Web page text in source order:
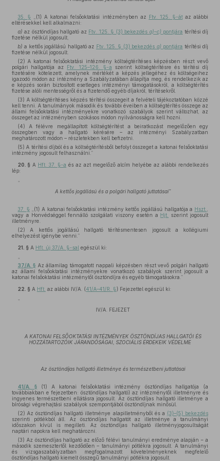
35. § „(1) A katonai felsőoktatási intézményben az Ftv. 125. §-átaz alábbi
eltérésekkel kell alkalmazni:
a) az ösztöndíjas hallgató az Ftv. 125. § (3) bekezdés a)–c) pontjára térítési díj
fizetése nélkül jogosult,
b) a kettős jogállású hallgató az Ftv. 125. § (3) bekezdés a) pontjára térítési díj
fizetése nélkül jogosult.
(2) A katonai felsőoktatási intézmény költségtérítéses képzésben részt vevő
polgári hallgatója az Ftv. 125–126. §-a szerint költségtérítésre és térítési díj
fizetésére kötelezett, amelynek mértékét a képzés jellegéhez és költségeihez
igazodó módon az intézmény a Szabályzatában állapítja meg, és rendelkezik az
e képzés során biztosított esetleges intézményi támogatásokról, a költségtérítés
fizetése alóli mentességről és a fizetendő egyéb díjakról, térítésekről.
(3) A költségtérítéses képzés térítési összegeit a felvételi tájékoztatóban közzé
kell tenni. A tanulmányok második és további éveiben a költségtérítés összege az
állami felsőoktatási intézményekre vonatkozó szabályok szerint változhat, az
összeget az intézményben szokásos módon nyilvánosságra kell hozni.
(4) A félévre megállapított költségtérítést a beiratkozást megelőzően egy
összegben vagy a hallgató kérésére – az intézményi Szabályzatban
meghatározott módon – részletekben kell befizetni.
(5) A térítési díjból és a költségtérítésből befolyt összeget a katonai felsőoktatási
intézmény jogosult felhasználni.”
20. § A Hft. 37. §-a és az azt megelőző alcím helyébe az alábbi rendelkezés
lép:
A kettős jogállású és a polgári hallgató juttatásai”
37. § „(1) A katonai felsőoktatási intézmény kettős jogállású hallgatója a Hszt.
vagy a Honvédséggel fennálló szolgálati viszony esetén a Hjt.
szerint jogosult
illetményre.
(2) A kettős jogállású hallgató térítésmentesen jogosult a kollégiumi
elhelyezést igénybe venni.”
21. § A Hft. új 37/A. §-sal egészül ki:
37/A. § Az államilag támogatott nappali képzésben részt vevő polgári hallgató
az állami felsőoktatási intézményekre vonatkozó szabályok szerint jogosult a
katonai felsőoktatási intézménytől ösztöndíjra és egyéb támogatásokra.”
22. § A Hft. az alábbi IV/A. (41/A–41/R. §) Fejezettel egészül ki:
IV/A. FEJEZET
A KATONAI FELSŐOKTATÁSI INTÉZMÉNYEK ÖSZTÖNDÍJAS HALLGATÓI ÉS
HOZZÁTARTOZÓIK JÁRANDÓSÁGAI, SZOCIÁLIS ÉRDEKEIK VÉDELME
Az ösztöndíjas hallgató illetménye és természetbeni juttatásai
41/A. § (1) A katonai felsőoktatási intézmény ösztöndíjas hallgatója (a
továbbiakban e fejezetben: ösztöndíjas hallgató) az intézménytől illetményre és
ingyenes természetbeni ellátásra jogosult. Az ösztöndíjas hallgató illetménye a
bírósági végrehajtási szabályok szempontjából ösztöndíjnak minősül.
(2) Az ösztöndíjas hallgató illetménye alapilletményből és a (3)–(5) bekezdés
szerinti pótlékból áll. Az ösztöndíjas hallgatót az illetménye a tanulmányi
időszakon kívül is megilleti. Az ösztöndíjas hallgató illetményjogosultságát
naptári napokra kell meghatározni.
(3) Az ösztöndíjas hallgató az előző félévi tanulmányi eredménye alapján – a
második szemesztertől kezdődően – tanulmányi pótlékra jogosult. A tanulmányi
és vizsgaszabályzatban megfogalmazott követelményeknek megfelelő
ösztöndíjas hallgató kiemelt összegű tanulmányi pótlékra jogosult.